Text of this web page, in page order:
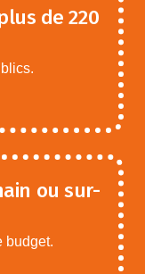
de 220
ou sur-
budget.